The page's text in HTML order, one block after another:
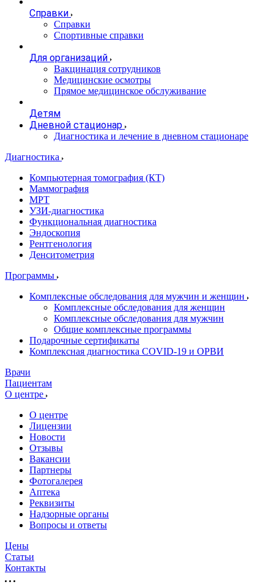
Справки
Справки
Спортивные справки
Для организаций
Вакцинация сотрудников
Медицинские осмотры
Прямое медицинское обслуживание
Детям
Дневной стационар
Диагностика и лечение в дневном стационаре
Диагностика
Компьютерная томография (КТ)
Маммография
МРТ
УЗИ-диагностика
Функциональная диагностика
Эндоскопия
Рентгенология
Денситометрия
Программы
Комплексные обследования для мужчин и женщин
Комплексные обследования для женщин
Комплексные обследования для мужчин
Общие комплексные программы
Подарочные сертификаты
Комплексная диагностика COVID-19 и ОРВИ
Врачи
Пациентам
О центре
О центре
Лицензии
Новости
Отзывы
Вакансии
Партнеры
Фотогалерея
Аптека
Реквизиты
Надзорные органы
Вопросы и ответы
Цены
Статьи
Контакты